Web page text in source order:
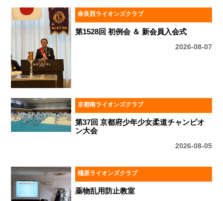
奈良西ライオンズクラブ
第1528回 初例会 ＆ 新会員入会式
2026-08-07
京都南ライオンズクラブ
第37回 京都府少年少女柔道チャンピオ
ン大会
2026-08-05
橿原ライオンズクラブ
薬物乱用防止教室